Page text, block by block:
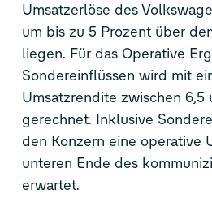
Umsatzerlöse des
um bis zu 5 Prozent über
liegen. Für das Operative
Sondereinflüssen wird mit
Umsatzrendite zwischen 6,5
gerechnet. Inklusive
den Konzern eine operative
unteren Ende des
erwartet.